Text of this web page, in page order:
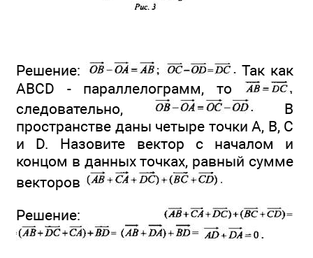
Решение:
Так как
ABCD - параллелограмм, то
следовательно,
В
пространстве даны четыре точки А, В, С
и D. Назовите вектор с началом и
концом в данных точках, равный сумме
векторов
Решение: